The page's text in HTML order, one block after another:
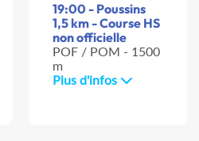
19:00 - Poussins
1,5 km - Course HS
non officielle
POF / POM - 1500
m
Plus d'infos